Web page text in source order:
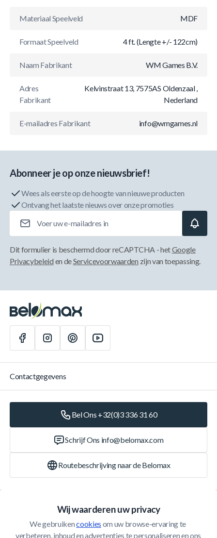
Materiaal Speelveld MDF
Formaat Speelveld 4 ft. (Lengte +/- 122cm)
Naam Fabrikant WM Games B.V.
Adres
Fabrikant
Kelvinstraat 13, 7575AS Oldenzaal ,
Nederland
E-mailadres Fabrikant info@wmgames.nl
Wij waarderen uw privacy
We gebruiken cookies om uw browse-ervaring te
verbeteren, inhoud en advertenties te personaliseren en ons
Abonneer je op onze nieuwsbrief!
Wees als eerste op de hoogte van nieuwe producten
Ontvang het laatste nieuws over onze promoties
Dit formulier is beschermd door reCAPTCHA - hetGoogle
Privacybeleid en deServicevoorwaarden zijn van toepassing.
Klantenservice
Contactgegevens
Bel Ons +32(0)3 336 31 60
Schrijf Ons info@belomax.com
Routebeschrijving naar de Belomax